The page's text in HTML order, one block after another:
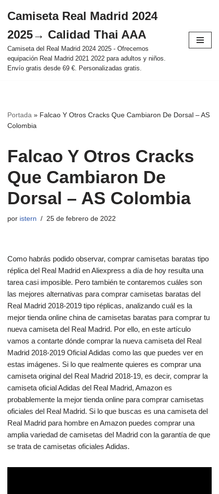
al
contenido
Camiseta Real Madrid 2024
2025→ Calidad Thai AAA
Camiseta del Real Madrid 2024 2025 - Ofrecemos
equipación Real Madrid 2021 2022 para adultos y niños.
Envío gratis desde 69 €. Personalizadas gratis.
Portada » Falcao Y Otros Cracks Que Cambiaron De Dorsal – AS
Colombia
Falcao Y Otros Cracks
Que Cambiaron De
Dorsal – AS Colombia
por istern 25 de febrero de 2022
Como habrás podido observar, comprar camisetas baratas tipo
réplica del Real Madrid en Aliexpress a día de hoy resulta una
tarea casi imposible. Pero también te contaremos cuáles son
las mejores alternativas para comprar camisetas baratas del
Real Madrid 2018-2019 tipo réplicas, analizando cuál es la
mejor tienda online china de camisetas baratas para comprar tu
nueva camiseta del Real Madrid. Por ello, en este artículo
vamos a contarte dónde comprar la nueva camiseta del Real
Madrid 2018-2019 Oficial Adidas como las que puedes ver en
estas imágenes. Si lo que realmente quieres es comprar una
camiseta original del Real Madrid 2018-19, es decir, comprar la
camiseta oficial Adidas del Real Madrid, Amazon es
probablemente la mejor tienda online para comprar camisetas
oficiales del Real Madrid. Si lo que buscas es una camiseta del
Real Madrid para hombre en Amazon puedes comprar una
amplia variedad de camisetas del Madrid con la garantía de que
se trata de camisetas oficiales Adidas.